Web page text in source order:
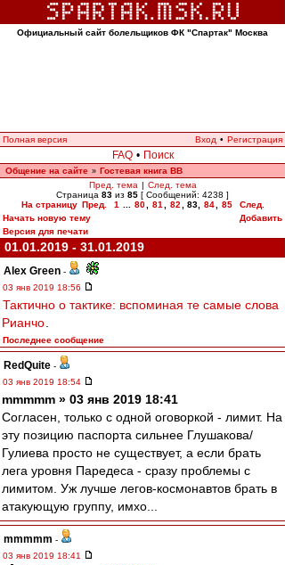
Официальный сайт болельщиков ФК "Спартак" Москва
Полная версия Вход • Регистрация
FAQ • Поиск
Общение на сайте » Гостевая книга ВВ
Пред. тема | След. тема
Страница 83 из 85 [ Сообщений: 4238 ]
На страницу Пред. 1 80 81 82 83, 84 85
След.
Начать новую тему
Добавить
Версия для печати
01.01.2019 - 31.01.2019
Alex Green -
03 янв 2019 18:56
Тактично о тактике: вспоминая те самые слова
Рианчо
Последнее сообщение
RedQuite -
03 янв 2019 18:54
mmmmm » 03 янв 2019 18:41
Согласен, только с одной оговоркой - лимит. На
эту позицию паспорта сильнее Глушакова/
Гулиева просто не существует, а если брать
лега уровня Паредеса - сразу проблемы с
лимитом. Уж лучше легов-космонавтов брать в
атакующую группу, имхо...
mmmmm -
03 янв 2019 18:41